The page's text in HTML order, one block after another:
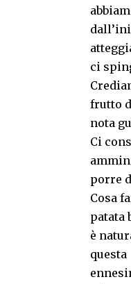
ci
frutto
nota
Ci
porre
Cosa
patata
è
questa